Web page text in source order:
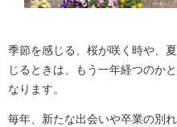
季節を感じる、桜が咲く時や、
じるときは、もう一年経つのか
なります。
毎年、新たな出会いや卒業の別